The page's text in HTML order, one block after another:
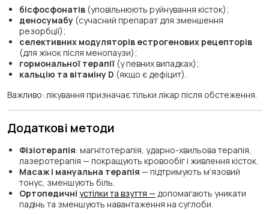
бісфосфонатів (уповільнюють руйнування кісток);
деносумабу (сучасний препарат для зменшення
резорбції);
селективних модуляторів естрогенових рецепторів
(для жінок після менопаузи);
гормональної терапії (у певних випадках);
кальцію та вітаміну D (якщо є дефіцит).
Важливо: лікування призначає тільки лікар після обстеження.
Додаткові методи
Фізіотерапія: магнітотерапія, ударно-хвильова терапія,
лазеротерапія — покращують кровообіг і живлення кісток.
Масаж і мануальна терапія — підтримують м’язовий
тонус, зменшують біль.
Ортопедичні устілки та взуття — допомагають уникати
падінь та зменшують навантаження на суглоби.